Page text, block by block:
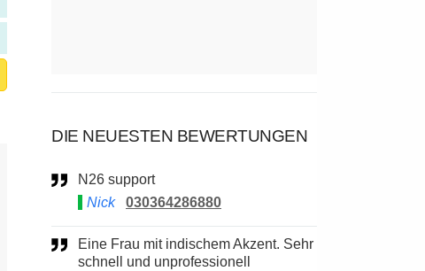
DIE NEUESTEN BEWERTUNGEN
N26 support
Nick
030364286880
Eine Frau mit indischem Akzent. Sehr
schnell und unprofessionell